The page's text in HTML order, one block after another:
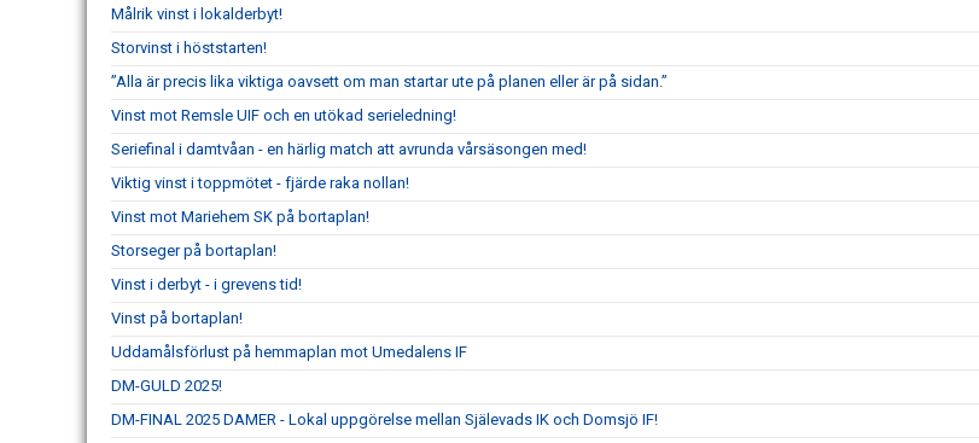
Målrik vinst i lokalderbyt!
Storvinst i höststarten!
”Alla är precis lika viktiga oavsett om man startar ute på planen eller är på sidan.”
Vinst mot Remsle UIF och en utökad serieledning!
Seriefinal i damtvåan - en härlig match att avrunda vårsäsongen med!
Viktig vinst i toppmötet - fjärde raka nollan!
Vinst mot Mariehem SK på bortaplan!
Storseger på bortaplan!
Vinst i derbyt - i grevens tid!
Vinst på bortaplan!
Uddamålsförlust på hemmaplan mot Umedalens IF
DM-GULD 2025!
DM-FINAL 2025 DAMER - Lokal uppgörelse mellan Själevads IK och Domsjö IF!